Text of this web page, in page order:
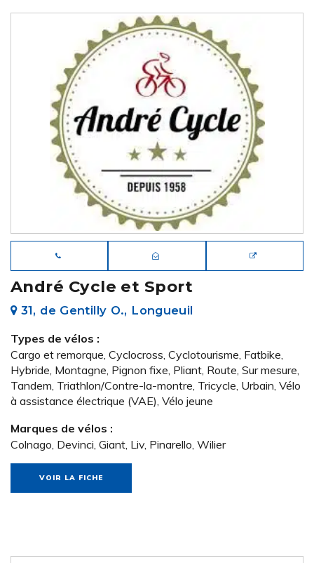
André Cycle et Sport
31, de Gentilly O., Longueuil
Types de vélos :
Cargo et remorque, Cyclocross, Cyclotourisme, Fatbike,
Hybride, Montagne, Pignon fixe, Pliant, Route, Sur mesure,
Tandem, Triathlon/Contre-la-montre, Tricycle, Urbain, Vélo
à assistance électrique (VAE), Vélo jeune
Marques de vélos :
Colnago, Devinci, Giant, Liv, Pinarello, Wilier
VOIR LA FICHE